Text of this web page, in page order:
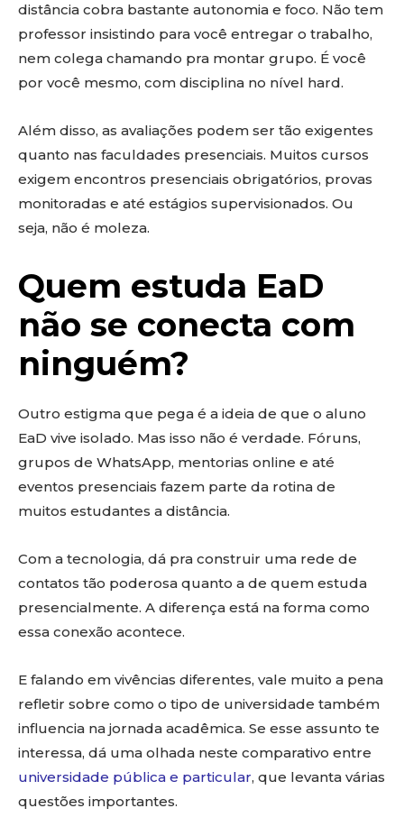
distância cobra bastante autonomia e foco. Não tem
professor insistindo para você entregar o trabalho,
nem colega chamando pra montar grupo. É você
por você mesmo, com disciplina no nível hard.
Além disso, as avaliações podem ser tão exigentes
quanto nas faculdades presenciais. Muitos cursos
exigem encontros presenciais obrigatórios, provas
monitoradas e até estágios supervisionados. Ou
seja, não é moleza.
Quem estuda EaD
não se conecta com
ninguém?
Outro estigma que pega é a ideia de que o aluno
EaD vive isolado. Mas isso não é verdade. Fóruns,
grupos de WhatsApp, mentorias online e até
eventos presenciais fazem parte da rotina de
muitos estudantes a distância.
Com a tecnologia, dá pra construir uma rede de
contatos tão poderosa quanto a de quem estuda
presencialmente. A diferença está na forma como
essa conexão acontece.
E falando em vivências diferentes, vale muito a pena
refletir sobre como o tipo de universidade também
influencia na jornada acadêmica. Se esse assunto te
interessa, dá uma olhada neste comparativo entre
universidade pública e particular, que levanta várias
questões importantes.